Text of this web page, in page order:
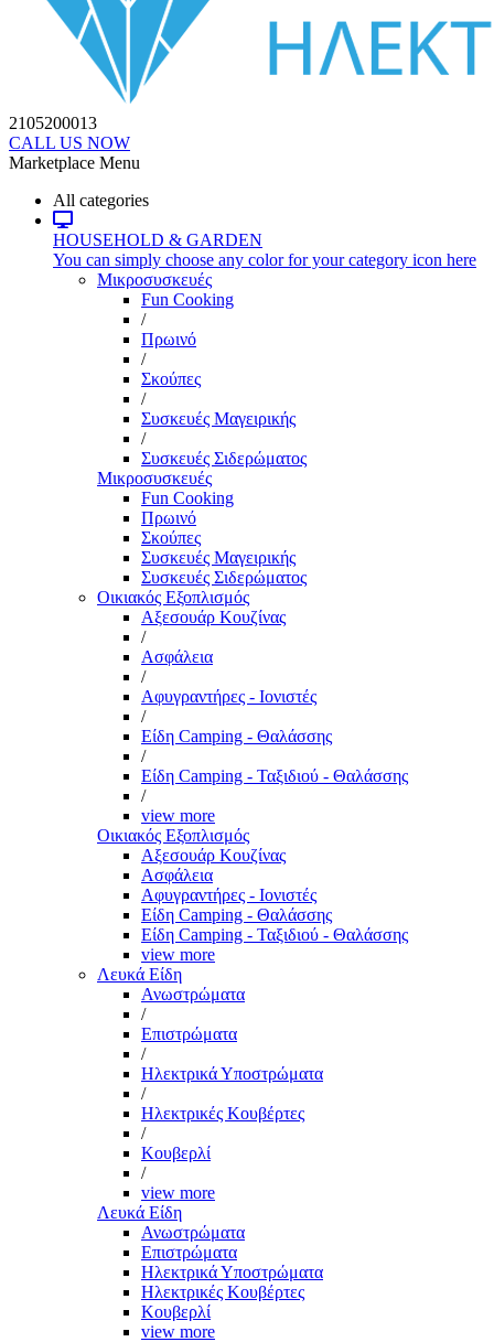
2105200013
CALL US NOW
Marketplace Menu
All categories
HOUSEHOLD & GARDEN
You can simply choose any color for your category icon here
Μικροσυσκευές
Fun Cooking
/
Πρωινό
/
Σκούπες
/
Συσκευές Μαγειρικής
/
Συσκευές Σιδερώματος
Μικροσυσκευές
Fun Cooking
Πρωινό
Σκούπες
Συσκευές Μαγειρικής
Συσκευές Σιδερώματος
Οικιακός Εξοπλισμός
Αξεσουάρ Κουζίνας
/
Ασφάλεια
/
Αφυγραντήρες - Ιονιστές
/
Είδη Camping - Θαλάσσης
/
Είδη Camping - Ταξιδιού - Θαλάσσης
/
view more
Οικιακός Εξοπλισμός
Αξεσουάρ Κουζίνας
Ασφάλεια
Αφυγραντήρες - Ιονιστές
Είδη Camping - Θαλάσσης
Είδη Camping - Ταξιδιού - Θαλάσσης
view more
Λευκά Είδη
Ανωστρώματα
/
Επιστρώματα
/
Ηλεκτρικά Υποστρώματα
/
Ηλεκτρικές Κουβέρτες
/
Κουβερλί
/
view more
Λευκά Είδη
Ανωστρώματα
Επιστρώματα
Ηλεκτρικά Υποστρώματα
Ηλεκτρικές Κουβέρτες
Κουβερλί
view more